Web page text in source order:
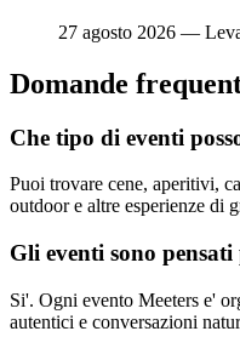
27 agosto 2026 —
Domande
Che tipo di eventi
Puoi trovare cene, aperitivi,
outdoor e altre esperienze di
Gli eventi sono pensati
Si'. Ogni evento Meeters e'
autentici e conversazioni